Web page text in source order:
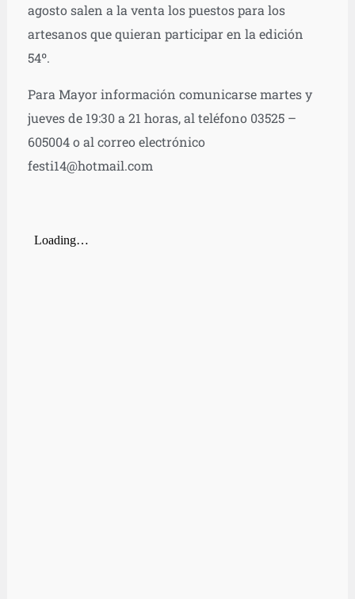
agosto salen a la venta los puestos para los
artesanos que quieran participar en la edición
54º.
Para Mayor información comunicarse martes y
jueves de 19:30 a 21 horas, al teléfono 03525 –
605004 o al correo electrónico
festi14@hotmail.com